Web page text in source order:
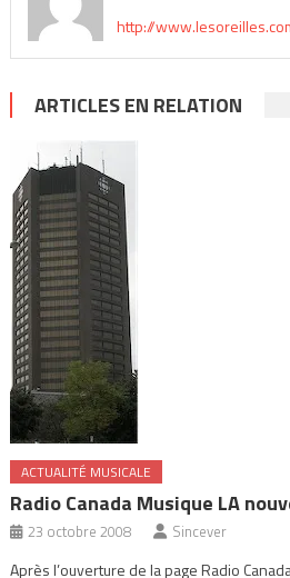
http://
ARTICLES EN RELATION
ACTUALITÉ MUSICALE
Radio Canada Musique LA
23 octobre 2008 Sincever
Après l’ouverture de la page Radio